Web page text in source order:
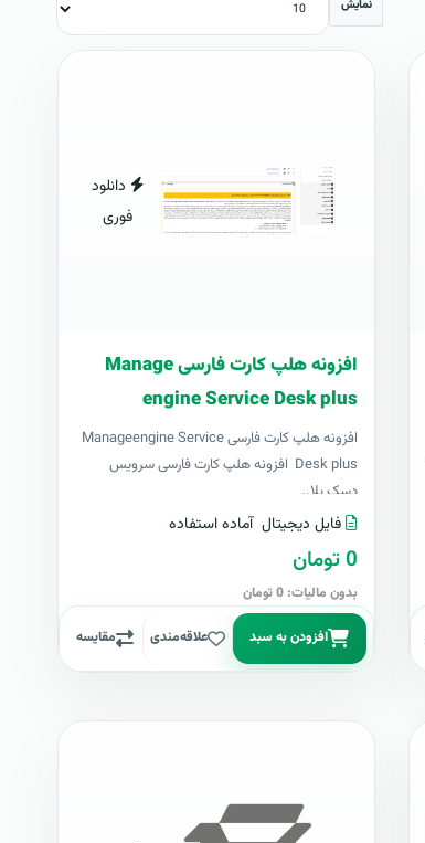
نمایش
دانلود
فوری
افزونه هلپ کارت فارسی Manage
engine Service Desk plus
افزونه هلپ کارت فارسی Manageengine Service
Desk plus افزونه هلپ کارت فارسی سرویس
دسک پلا..
فایل دیجیتال آماده استفاده
0 تومان
بدون مالیات: 0 تومان
افزودن به سبد علاقه‌مندی مقایسه